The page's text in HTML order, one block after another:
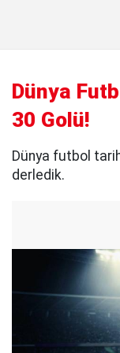
Dünya
30 Golü!
Dünya futbol
derledik.